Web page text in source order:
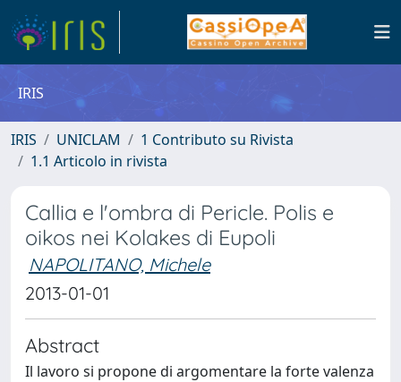
IRIS
IRIS UNICLAM
1 Contributo su Rivista
1.1 Articolo in rivista
Callia e l'ombra di Pericle. Polis e
oikos nei Kolakes di Eupoli
NAPOLITANO, Michele
2013-01-01
Abstract
Il lavoro si propone di argomentare la forte valenza